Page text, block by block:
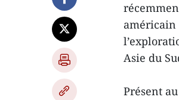
américain
Asie du
Présent